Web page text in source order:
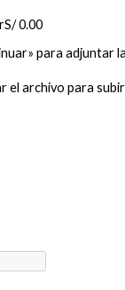
S/0.00
para
el archivo para subir